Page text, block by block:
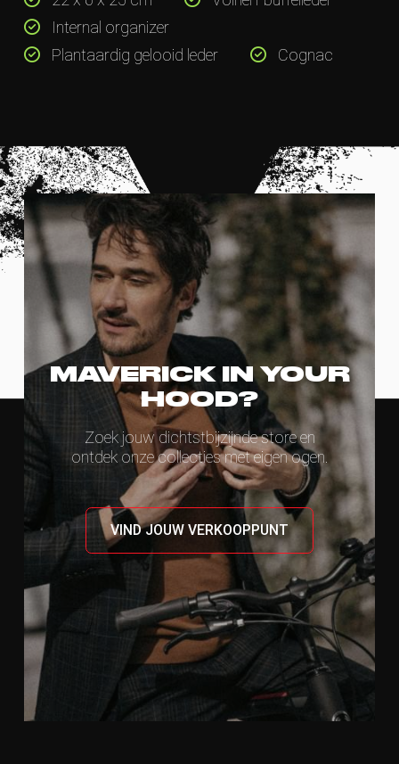
Internal organizer
Plantaardig gelooid leder
Cognac
MAVERICK IN YOUR
HOOD?
Zoek jouw dichtstbijzijnde store en
ontdek onze collecties met eigen ogen.
VIND JOUW VERKOOPPUNT